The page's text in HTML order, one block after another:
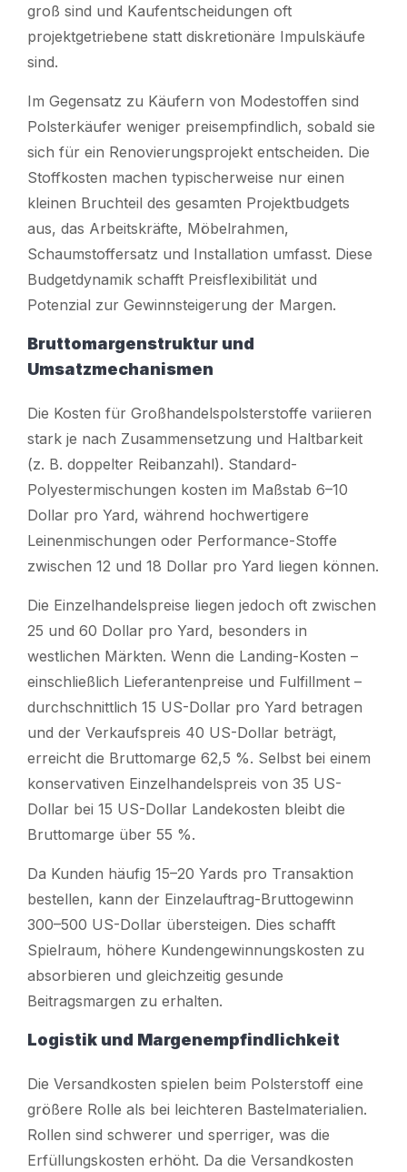
groß sind und Kaufentscheidungen oft
projektgetriebene statt diskretionäre Impulskäufe
sind.
Im Gegensatz zu Käufern von Modestoffen sind
Polsterkäufer weniger preisempfindlich, sobald sie
sich für ein Renovierungsprojekt entscheiden. Die
Stoffkosten machen typischerweise nur einen
kleinen Bruchteil des gesamten Projektbudgets
aus, das Arbeitskräfte, Möbelrahmen,
Schaumstoffersatz und Installation umfasst. Diese
Budgetdynamik schafft Preisflexibilität und
Potenzial zur Gewinnsteigerung der Margen.
Bruttomargenstruktur und
Umsatzmechanismen
Die Kosten für Großhandelspolsterstoffe variieren
stark je nach Zusammensetzung und Haltbarkeit
(z. B. doppelter Reibanzahl). Standard-
Polyestermischungen kosten im Maßstab 6–10
Dollar pro Yard, während hochwertigere
Leinenmischungen oder Performance-Stoffe
zwischen 12 und 18 Dollar pro Yard liegen können.
Die Einzelhandelspreise liegen jedoch oft zwischen
25 und 60 Dollar pro Yard, besonders in
westlichen Märkten. Wenn die Landing-Kosten –
einschließlich Lieferantenpreise und Fulfillment –
durchschnittlich 15 US-Dollar pro Yard betragen
und der Verkaufspreis 40 US-Dollar beträgt,
erreicht die Bruttomarge 62,5 %. Selbst bei einem
konservativen Einzelhandelspreis von 35 US-
Dollar bei 15 US-Dollar Landekosten bleibt die
Bruttomarge über 55 %.
Da Kunden häufig 15–20 Yards pro Transaktion
bestellen, kann der Einzelauftrag-Bruttogewinn
300–500 US-Dollar übersteigen. Dies schafft
Spielraum, höhere Kundengewinnungskosten zu
absorbieren und gleichzeitig gesunde
Beitragsmargen zu erhalten.
Logistik und Margenempfindlichkeit
Die Versandkosten spielen beim Polsterstoff eine
größere Rolle als bei leichteren Bastelmaterialien.
Rollen sind schwerer und sperriger, was die
Erfüllungskosten erhöht. Da die Versandkosten